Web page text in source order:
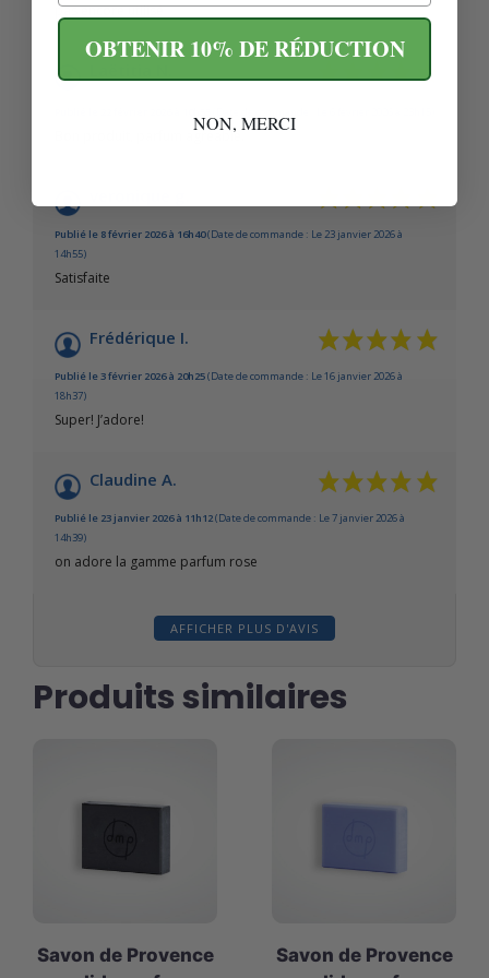
pas encore utilisé
Bon produit, parfum agréable.
Publié le 8 février 2026 à 16h40(Date de commande : Le 23 janvier 2026 à
14h55)
Satisfaite
Frédérique I.
Publié le 3 février 2026 à 20h25(Date de commande : Le 16 janvier 2026 à
18h37)
Super! J’adore!
Claudine A.
Publié le 23 janvier 2026 à 11h12(Date de commande : Le 7 janvier 2026 à
14h39)
on adore la gamme parfum rose
AFFICHER PLUS D'AVIS
Produits similaires
Savon de Provence
Savon de Provence
OBTENIR 10% DE RÉDUCTION
NON, MERCI